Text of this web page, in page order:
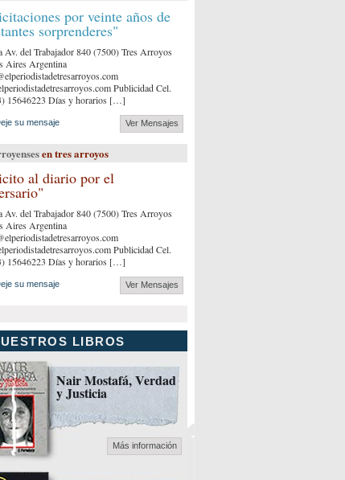
por veinte años de
sorprenderes"
Av. del Trabajador 840 (7500) Tres Arroyos
Aires Argentina
Publicidad Cel.
15646223 Días y horarios […]
su mensaje Ver Mensajes
en tres arroyos
al diario por el
Av. del Trabajador 840 (7500) Tres Arroyos
Aires Argentina
Publicidad Cel.
15646223 Días y horarios […]
su mensaje Ver Mensajes
LIBROS
Nair Mostafá, Verdad
y Justicia
Más información